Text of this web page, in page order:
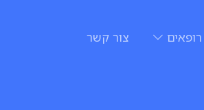
צור קשר